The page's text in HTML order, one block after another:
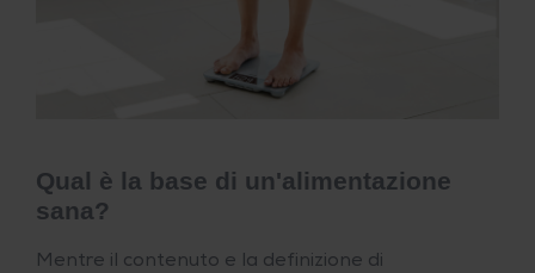
Qual è la base di un'alimentazione
sana?
Mentre il contenuto e la definizione di